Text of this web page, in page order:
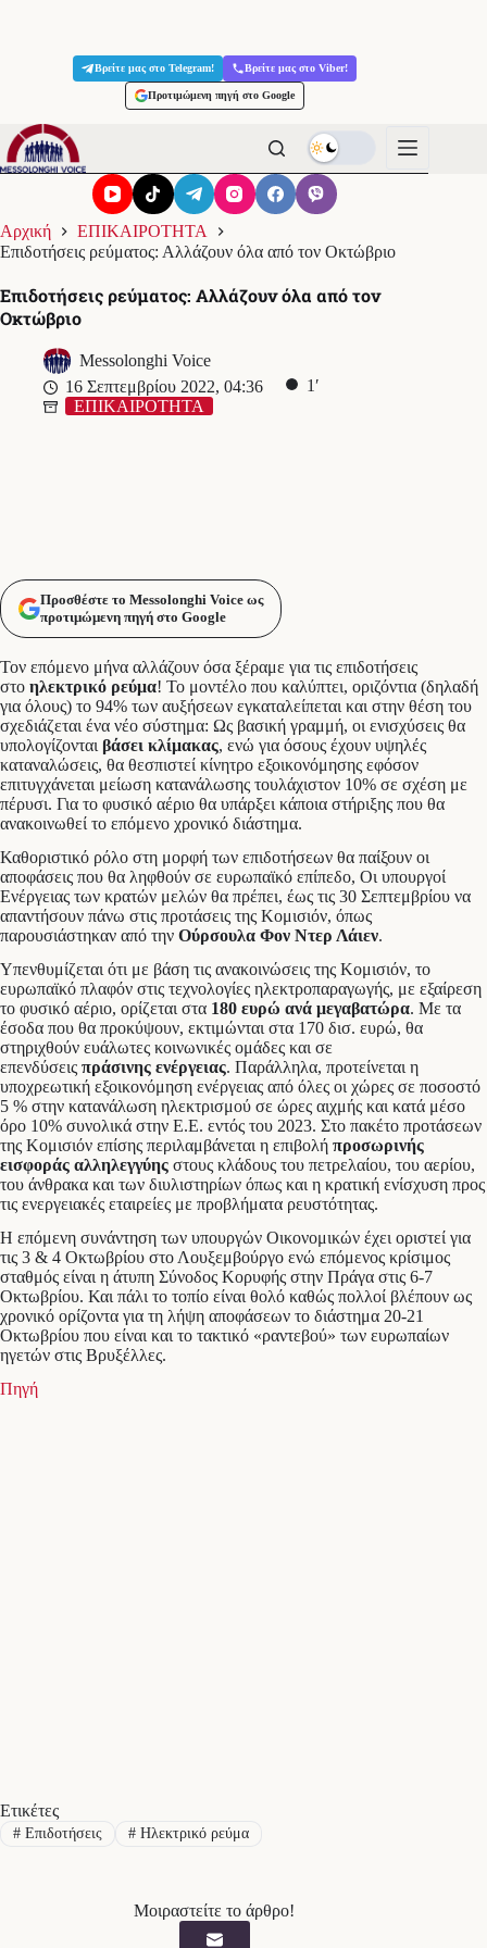
Βρείτε μας στο Telegram! Βρείτε μας στο Viber!
Προτιμώμενη πηγή στο Google
Αρχική
ΕΠΙΚΑΙΡΟΤΗΤΑ
Επιδοτήσεις ρεύματος: Αλλάζουν όλα από τον Οκτώβριο
Επιδοτήσεις ρεύματος: Αλλάζουν όλα από τον
Οκτώβριο
Messolonghi Voice
16 Σεπτεμβρίου 2022, 04:36
1′
ΕΠΙΚΑΙΡΟΤΗΤΑ
Προσθέστε το Messolonghi Voice ως
προτιμώμενη πηγή στο Google
Τον επόμενο μήνα αλλάζουν όσα ξέραμε για τις επιδοτήσεις
στο ηλεκτρικό ρεύμα! Το μοντέλο που καλύπτει, οριζόντια (δηλαδή
για όλους) το 94% των αυξήσεων εγκαταλείπεται και στην θέση του
σχεδιάζεται ένα νέο σύστημα: Ως βασική γραμμή, οι ενισχύσεις θα
υπολογίζονται βάσει κλίμακας, ενώ για όσους έχουν υψηλές
καταναλώσεις, θα θεσπιστεί κίνητρο εξοικονόμησης εφόσον
επιτυγχάνεται μείωση κατανάλωσης τουλάχιστον 10% σε σχέση με
πέρυσι. Για το φυσικό αέριο θα υπάρξει κάποια στήριξης που θα
ανακοινωθεί το επόμενο χρονικό διάστημα.
Καθοριστικό ρόλο στη μορφή των επιδοτήσεων θα παίξουν οι
αποφάσεις που θα ληφθούν σε ευρωπαϊκό επίπεδο, Οι υπουργοί
Ενέργειας των κρατών μελών θα πρέπει, έως τις 30 Σεπτεμβρίου να
απαντήσουν πάνω στις προτάσεις της Κομισιόν, όπως
παρουσιάστηκαν από την Ούρσουλα Φον Ντερ Λάιεν.
Υπενθυμίζεται ότι με βάση τις ανακοινώσεις της Κομισιόν, το
ευρωπαϊκό πλαφόν στις τεχνολογίες ηλεκτροπαραγωγής, με εξαίρεση
το φυσικό αέριο, ορίζεται στα 180 ευρώ ανά μεγαβατώρα. Με τα
έσοδα που θα προκύψουν, εκτιμώνται στα 170 δισ. ευρώ, θα
στηριχθούν ευάλωτες κοινωνικές ομάδες και σε
επενδύσεις πράσινης ενέργειας. Παράλληλα, προτείνεται η
υποχρεωτική εξοικονόμηση ενέργειας από όλες οι χώρες σε ποσοστό
5 % στην κατανάλωση ηλεκτρισμού σε ώρες αιχμής και κατά μέσο
όρο 10% συνολικά στην Ε.Ε. εντός του 2023. Στο πακέτο προτάσεων
της Κομισιόν επίσης περιλαμβάνεται η επιβολή προσωρινής
εισφοράς αλληλεγγύης στους κλάδους του πετρελαίου, του αερίου,
του άνθρακα και των διυλιστηρίων όπως και η κρατική ενίσχυση προς
τις ενεργειακές εταιρείες με προβλήματα ρευστότητας.
Η επόμενη συνάντηση των υπουργών Οικονομικών έχει οριστεί για
τις 3 & 4 Oκτωβρίου στο Λουξεμβούργο ενώ επόμενος κρίσιμος
σταθμός είναι η άτυπη Σύνοδος Κορυφής στην Πράγα στις 6-7
Οκτωβρίου. Και πάλι το τοπίο είναι θολό καθώς πολλοί βλέπουν ως
χρονικό ορίζοντα για τη λήψη αποφάσεων το διάστημα 20-21
Οκτωβρίου που είναι και το τακτικό «ραντεβού» των ευρωπαίων
ηγετών στις Βρυξέλλες.
Πηγή
Ετικέτες
#Επιδοτήσεις #Ηλεκτρικό ρεύμα
Μοιραστείτε το άρθρο!